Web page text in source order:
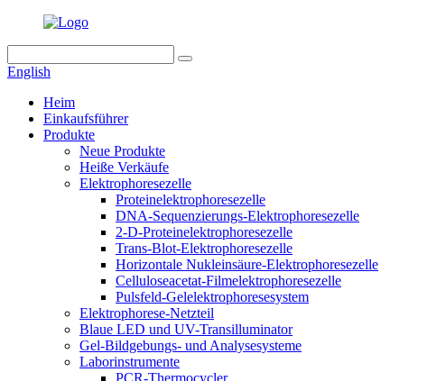
English
Heim
Einkaufsführer
Produkte
Neue Produkte
Heiße Verkäufe
Elektrophoresezelle
Proteinelektrophoresezelle
DNA-Sequenzierungs-Elektrophoresezelle
2-D-Proteinelektrophoresezelle
Trans-Blot-Elektrophoresezelle
Horizontale Nukleinsäure-Elektrophoresezelle
Celluloseacetat-Filmelektrophoresezelle
Pulsfeld-Gelelektrophoresesystem
Elektrophorese-Netzteil
Blaue LED und UV-Transilluminator
Gel-Bildgebungs- und Analysesysteme
Laborinstrumente
PCR-Thermocycler